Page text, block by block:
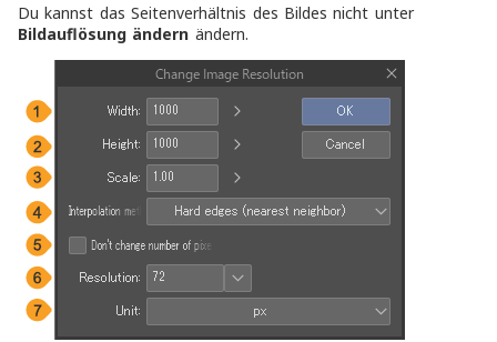
Du kannst das Seitenverhältnis des Bildes nicht unter
Bildauflösung ändern ändern.